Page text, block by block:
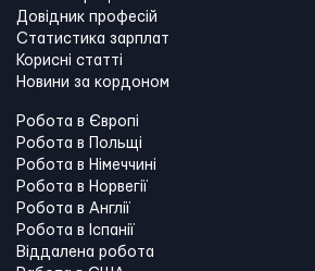
Довідник професій
Статистика зарплат
Корисні статті
Новини за кордоном
Робота в Європі
Робота в Польщі
Робота в Німеччині
Робота в Норвегії
Робота в Англії
Робота в Іспанії
Віддалена робота